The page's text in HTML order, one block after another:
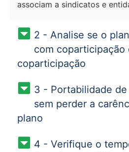
associam a sindicatos e
2 - Analise se o
com coparticipação
coparticipação
3 - Portabilidade
sem perder a
plano
4 - Verifique o